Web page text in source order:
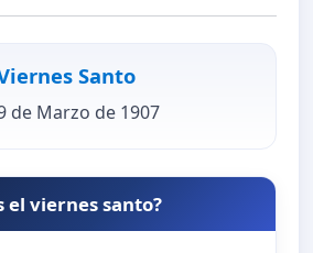
Santo
de Marzo de 1907
el viernes santo?